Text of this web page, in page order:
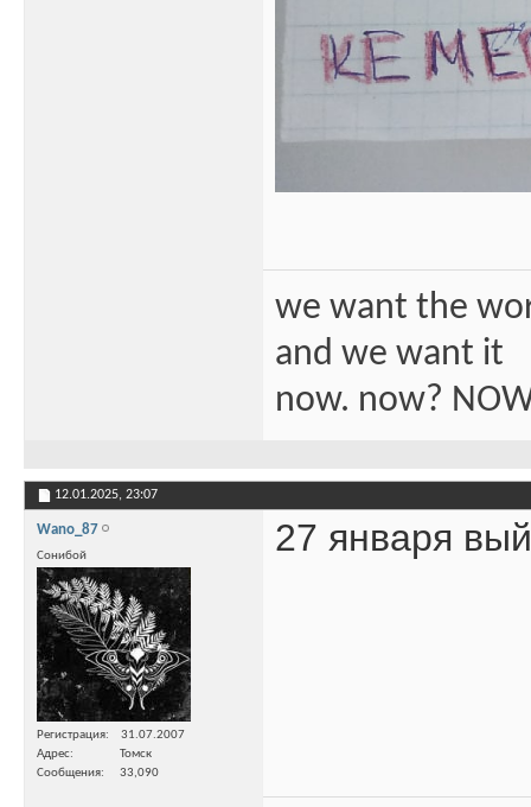
we want the
and we want it
now. now?
12.01.2025, 23:07
Wano_87
Сонибой
Регистрация
31.07.2007
Адрес
Томск
Сообщения
33,090
27 января